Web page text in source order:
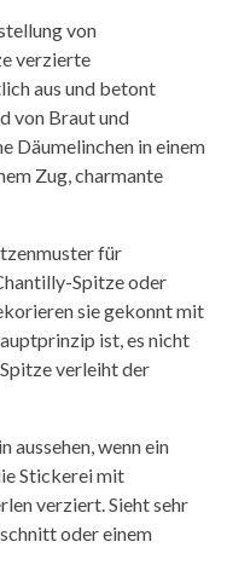
von
verzierte
aus und betont
von Braut und
Däumelinchen in einem
Zug, charmante
für
Spitze oder
sie gekonnt mit
ist, es nicht
verleiht der
aussehen, wenn ein
Stickerei mit
verziert. Sieht sehr
oder einem